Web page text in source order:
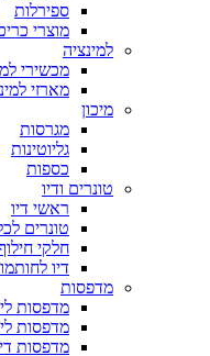
ספירלות
מוצרי
למינציה
מכשירי
מארזי
מיכון
מגרסות
גליוטינות
כספות
טונרים ודיו
ראשי דיו
טונרים
חלקי
דיו
מדפסות
מדפסות
מדפסות
מדפסות